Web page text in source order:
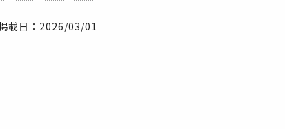
載日：2026/03/01